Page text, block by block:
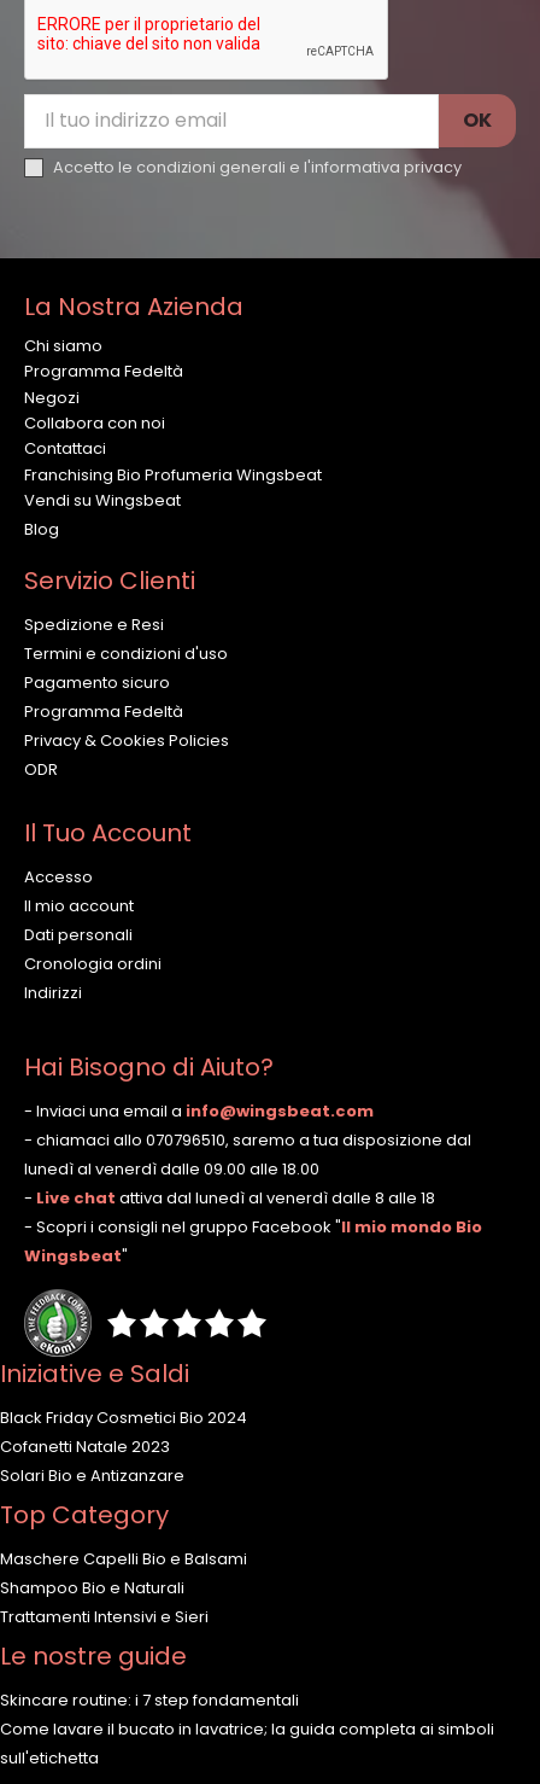
Accetto le condizioni generali e l'informativa privacy
La Nostra Azienda
Chi siamo
Programma Fedeltà
Negozi
Collabora con noi
Contattaci
Franchising Bio Profumeria Wingsbeat
Vendi su Wingsbeat
Blog
Servizio Clienti
Spedizione e Resi
Termini e condizioni d'uso
Pagamento sicuro
Programma Fedeltà
Privacy & Cookies Policies
ODR
Il Tuo Account
Accesso
Il mio account
Dati personali
Cronologia ordini
Indirizzi
Hai Bisogno di Aiuto?
- Inviaci una email a info@wingsbeat.com
- chiamaci allo 070796510, saremo a tua disposizione dal
lunedì al venerdì dalle 09.00 alle 18.00
- Live chat attiva dal lunedì al venerdì dalle 8 alle 18
- Scopri i consigli nel gruppo Facebook "Il mio mondo Bio
Wingsbeat"
Iniziative e Saldi
Black Friday Cosmetici Bio 2024
Cofanetti Natale 2023
Solari Bio e Antizanzare
Top Category
Maschere Capelli Bio e Balsami
Shampoo Bio e Naturali
Trattamenti Intensivi e Sieri
Le nostre guide
Skincare routine: i 7 step fondamentali
Come lavare il bucato in lavatrice; la guida completa ai simboli
sull'etichetta